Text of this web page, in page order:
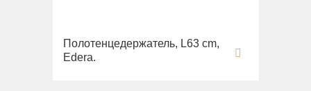
Полотенцедержатель, L63 cm,
Edera.